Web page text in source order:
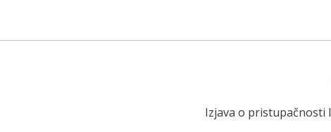
Izjava o pristupačnosti I